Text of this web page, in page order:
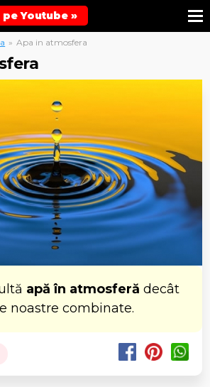
pe Youtube »
» Apa in atmosfera
apă în atmosferă decât
noastre combinate.